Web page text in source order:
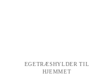
EGETRÆSHYLDER TIL
HJEMMET